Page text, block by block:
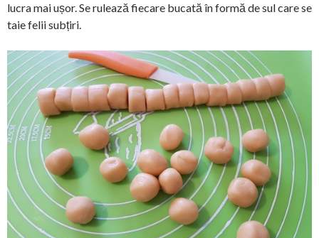
lucra mai ușor. Se rulează fiecare bucată în formă de sul care se
taie felii subțiri.